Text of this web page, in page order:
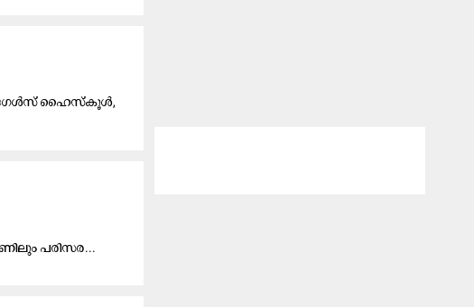
ഗേൾസ് ഹൈസ്കൂൾ,
പ​രി​സ​ര...